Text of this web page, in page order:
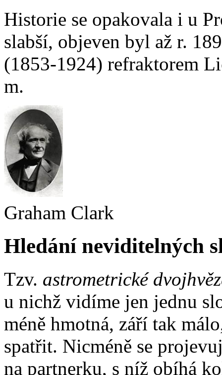
Historie se opakovala i u
slabší, objeven byl až r.
(1853-1924) refraktorem
m.
Graham Clark
Hledání neviditelných
Tzv. astrometrické
u nichž vidíme jen jednu
méně hmotná, září tak
spatřit. Nicméně se
na partnerku, s níž obíhá